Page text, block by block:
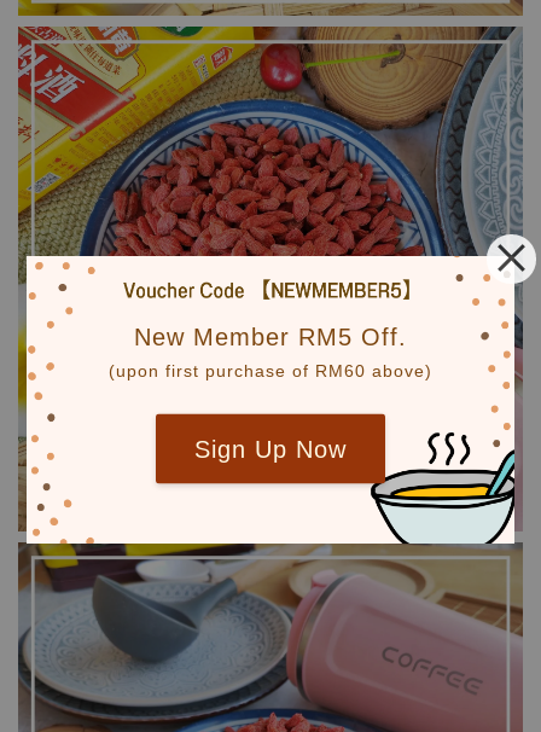
New Member RM5 Off.
(upon first purchase of RM60 above)
Sign Up Now